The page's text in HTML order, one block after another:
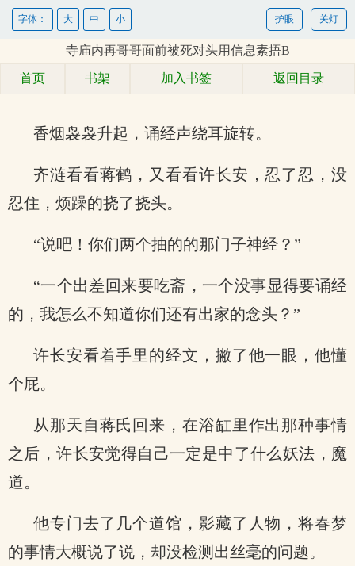
关灯
护眼
字体： 大 中 小
寺庙内再哥哥面前被死对头用信息素捂B
首页 书架 加入书签 返回目录
香烟袅袅升起，诵经声绕耳旋转。
齐涟看看蒋鹤，又看看许长安，忍了忍，没
忍住，烦躁的挠了挠头。
“说吧！你们两个抽的的那门子神经？”
“一个出差回来要吃斋，一个没事显得要诵经
的，我怎么不知道你们还有出家的念头？”
许长安看着手里的经文，撇了他一眼，他懂
个屁。
从那天自蒋氏回来，在浴缸里作出那种事情
之后，许长安觉得自己一定是中了什么妖法，魔
道。
他专门去了几个道馆，影藏了人物，将春梦
的事情大概说了说，却没检测出丝毫的问题。